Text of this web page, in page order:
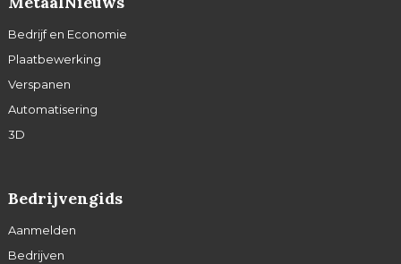
Bedrijf en Economie
Plaatbewerking
Verspanen
Automatisering
3D
Bedrijvengids
Aanmelden
Bedrijven